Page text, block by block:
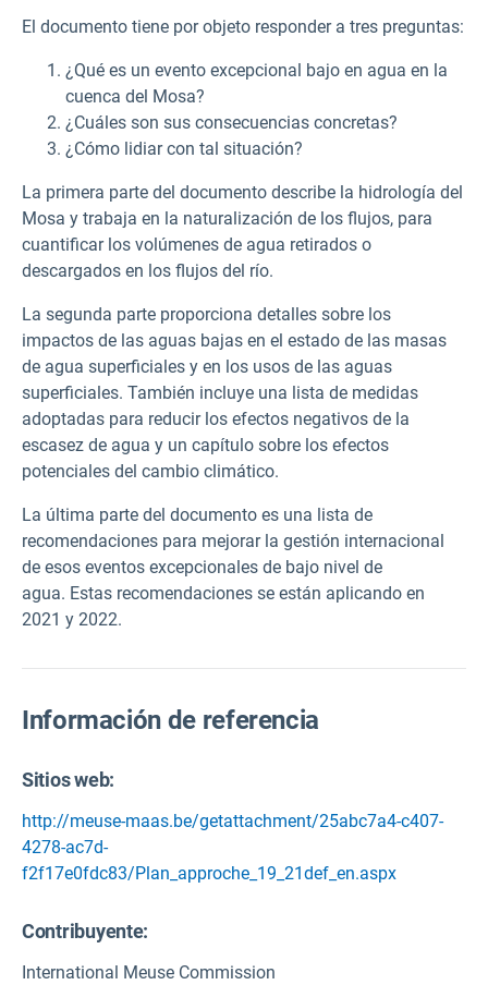
El documento tiene por objeto responder a tres preguntas:
¿Qué es un evento excepcional bajo en agua en la
cuenca del Mosa?
¿Cuáles son sus consecuencias concretas?
¿Cómo lidiar con tal situación?
La primera parte del documento describe la hidrología del
Mosa y trabaja en la naturalización de los flujos, para
cuantificar los volúmenes de agua retirados o
descargados en los flujos del río.
La segunda parte proporciona detalles sobre los
impactos de las aguas bajas en el estado de las masas
de agua superficiales y en los usos de las aguas
superficiales. También incluye una lista de medidas
adoptadas para reducir los efectos negativos de la
escasez de agua y un capítulo sobre los efectos
potenciales del cambio climático.
La última parte del documento es una lista de
recomendaciones para mejorar la gestión internacional
de esos eventos excepcionales de bajo nivel de
agua. Estas recomendaciones se están aplicando en
2021 y 2022.
Información de referencia
Sitios web:
http://meuse-maas.be/getattachment/25abc7a4-c407-
4278-ac7d-
f2f17e0fdc83/Plan_approche_19_21def_en.aspx
Contribuyente:
International Meuse Commission